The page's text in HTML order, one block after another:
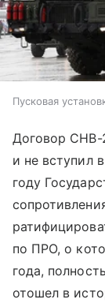
Пусковая
Договор СНВ-
и не вступил
году
по ПРО, о
года,
отошел в